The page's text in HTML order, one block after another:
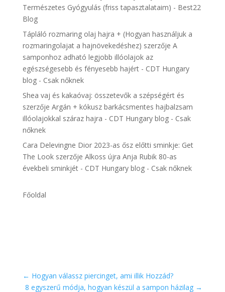
Természetes Gyógyulás (friss tapasztalataim) - Best22
Blog
Tápláló rozmaring olaj hajra + (Hogyan használjuk a
rozmaringolajat a hajnövekedéshez) szerzője A
samponhoz adható legjobb illóolajok az
egészségesebb és fényesebb hajért - CDT Hungary
blog - Csak nőknek
Shea vaj és kakaóvaj: összetevők a szépségért és
szerzője Argán + kókusz barkácsmentes hajbalzsam
illóolajokkal száraz hajra - CDT Hungary blog - Csak
nőknek
Cara Delevingne Dior 2023-as ősz előtti sminkje: Get
The Lookszerzője Alkoss újra Anja Rubik 80-as
évekbeli sminkjét - CDT Hungary blog - Csak nőknek
Főoldal
← Hogyan válassz piercinget, ami illik Hozzád?
8 egyszerű módja, hogyan készül a sampon házilag →